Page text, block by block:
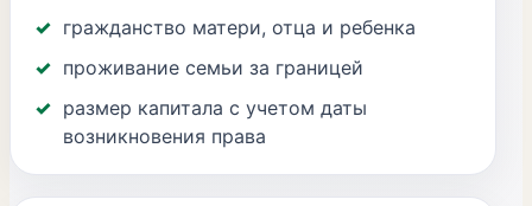
гражданство матери, отца и ребенка
проживание семьи за границей
размер капитала с учетом даты
возникновения права